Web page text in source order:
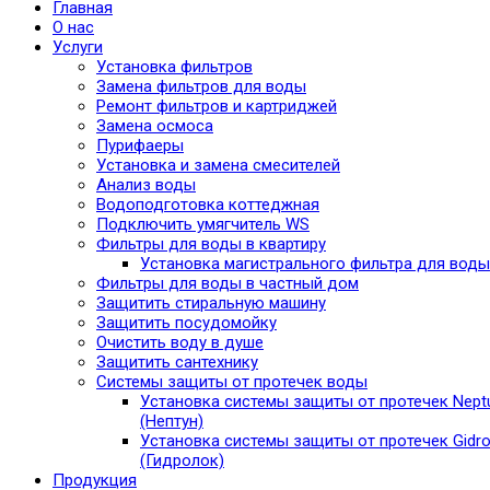
Главная
О нас
Услуги
Установка фильтров
Замена фильтров для воды
Ремонт фильтров и картриджей
Замена осмоса
Пурифаеры
Установка и замена смесителей
Анализ воды
Водоподготовка коттеджная
Подключить умягчитель WS
Фильтры для воды в квартиру
Установка магистрального фильтра для воды
Фильтры для воды в частный дом
Защитить стиральную машину
Защитить посудомойку
Очистить воду в душе
Защитить сантехнику
Системы защиты от протечек воды
Установка системы защиты от протечек
(Нептун)
Установка системы защиты от протечек
(Гидролок)
Продукция